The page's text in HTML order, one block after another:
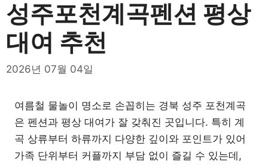
뛰
기
성주포천계곡펜션 평상
대여 추천
2026년 07월 04일
여름철 물놀이 명소로 손꼽히는 경북 성주 포천계곡
은 펜션과 평상 대여가 잘 갖춰진 곳입니다. 특히 계
곡 상류부터 하류까지 다양한 깊이와 포인트가 있어
가족 단위부터 커플까지 부담 없이 즐길 수 있는데,